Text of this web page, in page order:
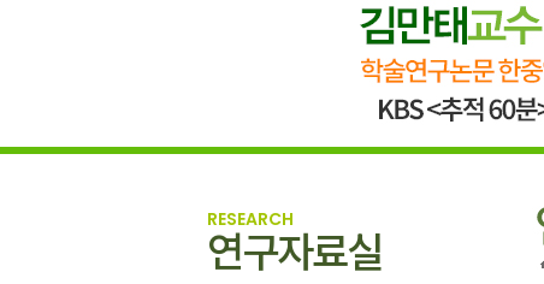
RESEARCH
연구자료실